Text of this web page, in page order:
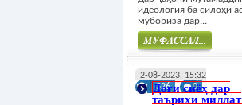
идеология ба силоҳи
мубориза дар...
2-08-2023, 15:32
326
0
Доғи сиёҳ дар
таърихи миллат